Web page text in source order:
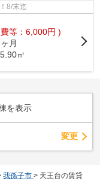
8/末迄
等：6,000円 )
月
㎡
を表示
変更
我孫子市 > 天王台の賃貸